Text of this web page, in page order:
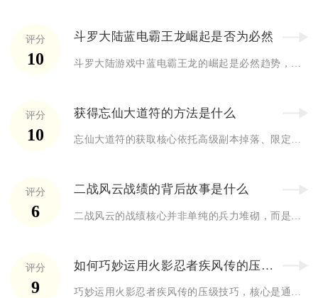
评分
10
斗罗大陆蓝电霸王龙崛起是否为必然
评分
10
获得忘仙大道符的方法是什么
评分
6
二战风云战绩的背后故事是什么
评分
9
如何巧妙运用火影忍者疾风传的压级技巧